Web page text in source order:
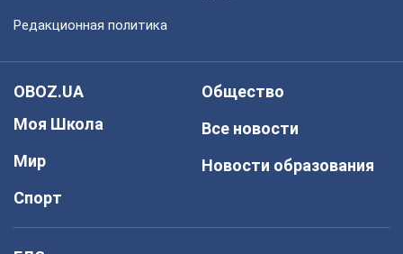
Редакционная политика
OBOZ.UA
Моя Школа
Мир
Спорт
Общество
Все новости
Новости образования